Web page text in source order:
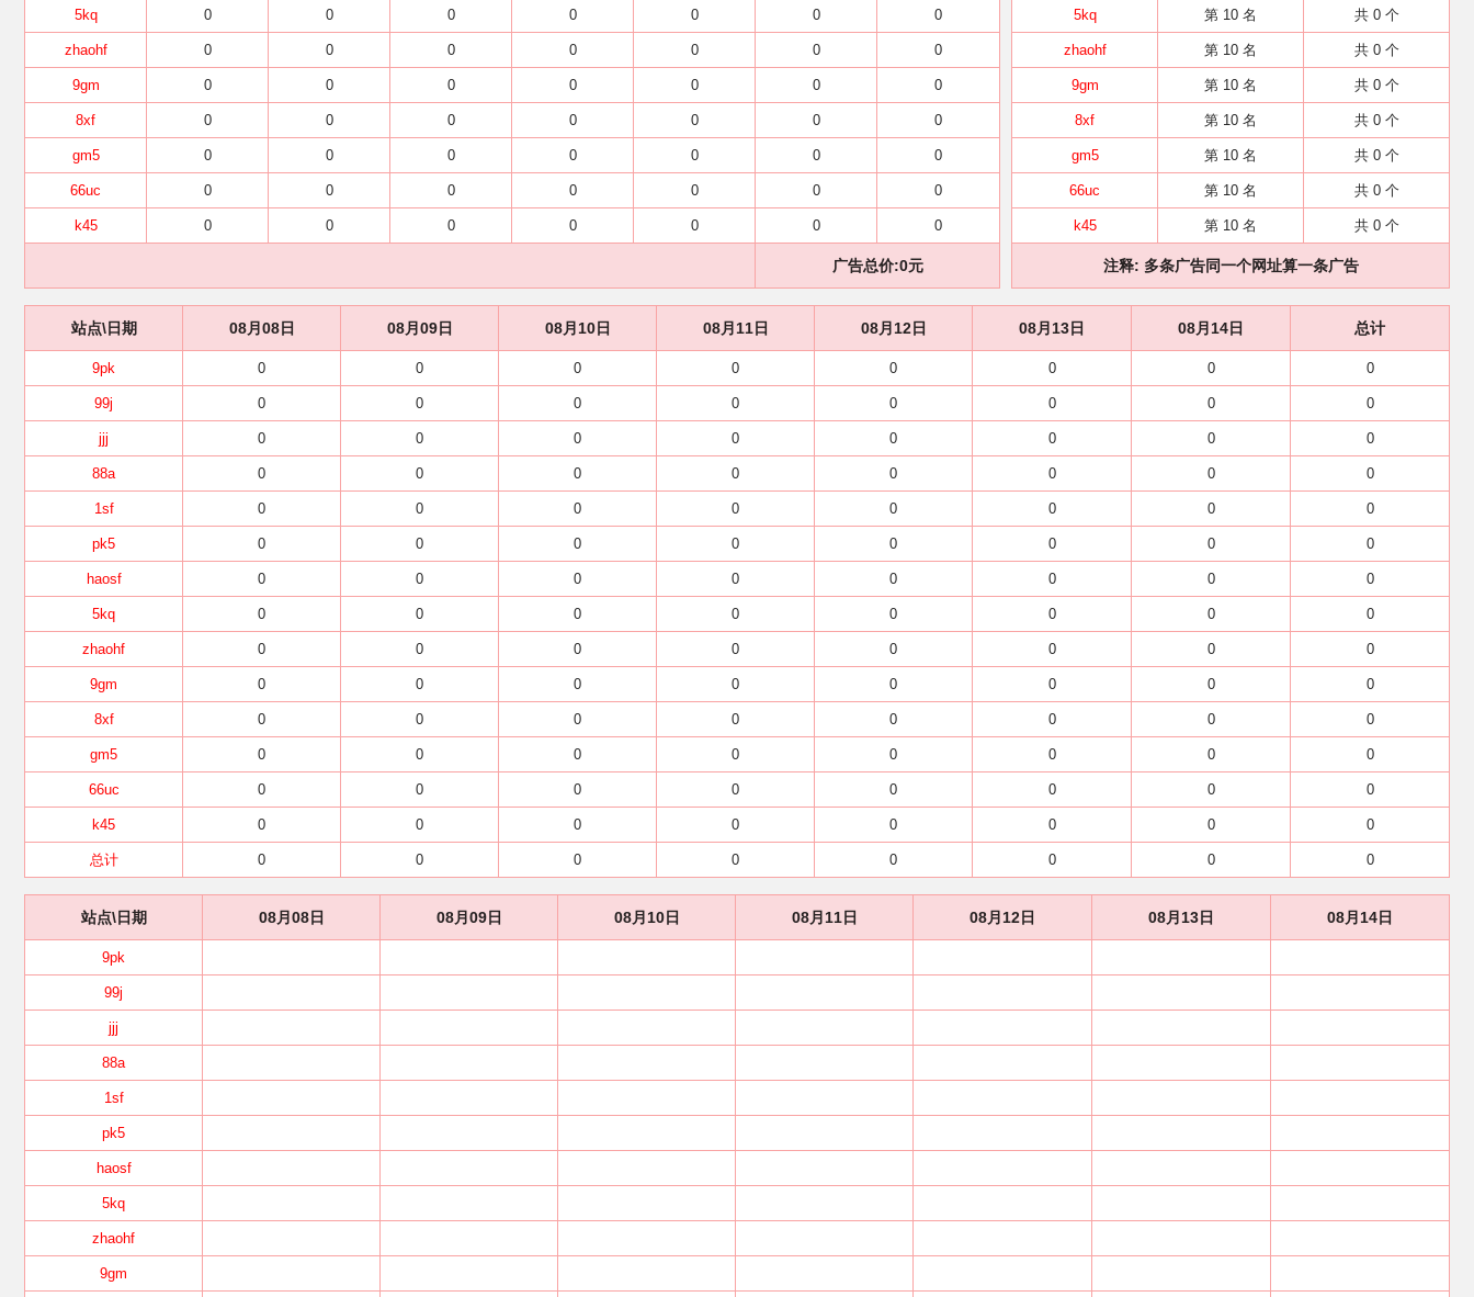
5kq 0 0 0 0 0 0 0
zhaohf 0 0 0 0 0 0 0
9gm 0 0 0 0 0 0 0
8xf 0 0 0 0 0 0 0
gm5 0 0 0 0 0 0 0
66uc 0 0 0 0 0 0 0
k45 0 0 0 0 0 0 0
广告总价:0元
5kq 第 10 名 共 0 个
zhaohf 第 10 名 共 0 个
9gm 第 10 名 共 0 个
8xf 第 10 名 共 0 个
gm5 第 10 名 共 0 个
66uc 第 10 名 共 0 个
k45 第 10 名 共 0 个
注释: 多条广告同一个网址算一条广告
站点\日期 08月08日 08月09日 08月10日 08月11日 08月12日 08月13日 08月14日 总计
9pk 0 0 0 0 0 0 0 0
99j 0 0 0 0 0 0 0 0
jjj 0 0 0 0 0 0 0 0
88a 0 0 0 0 0 0 0 0
1sf 0 0 0 0 0 0 0 0
pk5 0 0 0 0 0 0 0 0
haosf 0 0 0 0 0 0 0 0
5kq 0 0 0 0 0 0 0 0
zhaohf 0 0 0 0 0 0 0 0
9gm 0 0 0 0 0 0 0 0
8xf 0 0 0 0 0 0 0 0
gm5 0 0 0 0 0 0 0 0
66uc 0 0 0 0 0 0 0 0
k45 0 0 0 0 0 0 0 0
总计 0 0 0 0 0 0 0 0
站点\日期 08月08日 08月09日 08月10日 08月11日 08月12日 08月13日 08月14日
9pk
99j
jjj
88a
1sf
pk5
haosf
5kq
zhaohf
9gm